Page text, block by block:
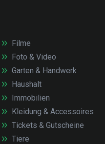
Filme
Foto & Video
Garten & Handwerk
Haushalt
Immobilien
Kleidung & Accessoires
Tickets & Gutscheine
Tiere